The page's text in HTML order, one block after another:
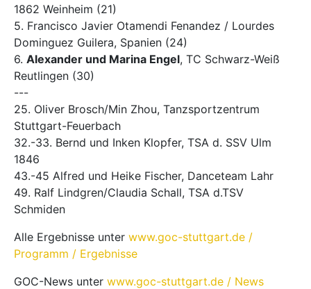
1862 Weinheim (21)
5. Francisco Javier Otamendi Fenandez / Lourdes
Dominguez Guilera, Spanien (24)
6. Alexander und Marina Engel, TC Schwarz-Weiß
Reutlingen (30)
---
25. Oliver Brosch/Min Zhou, Tanzsportzentrum
Stuttgart-Feuerbach
32.-33. Bernd und Inken Klopfer, TSA d. SSV Ulm
1846
43.-45 Alfred und Heike Fischer, Danceteam Lahr
49. Ralf Lindgren/Claudia Schall, TSA d.TSV
Schmiden
Alle Ergebnisse unter www.goc-stuttgart.de /
Programm / Ergebnisse
GOC-News unter www.goc-stuttgart.de / News​​​​​